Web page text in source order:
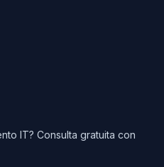
IT? Consulta gratuita con